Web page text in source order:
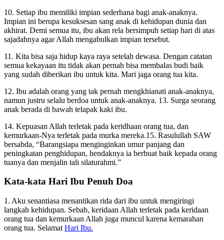
10. Setiap ibu memiliki impian sederhana bagi anak-anaknya.
Impian ini berupa kesuksesan sang anak di kehidupan dunia dan
akhirat. Demi semua itu, ibu akan rela bersimpuh setiap hari di atas
sajadahnya agar Allah mengabulkan impian tersebut.
11. Kita bisa saja hidup kaya raya setelah dewasa. Dengan catatan
semua kekayaan itu tidak akan pernah bisa membalas budi baik
yang sudah diberikan ibu untuk kita. Mari jaga orang tua kita.
12. Ibu adalah orang yang tak pernah mengkhianati anak-anaknya,
namun justru selalu berdoa untuk anak-anaknya. 13. Surga seorang
anak berada di bawah telapak kaki ibu.
14. Kepuasan Allah terletak pada keridhaan orang tua, dan
kemurkaan-Nya terletak pada murka mereka.15. Rasulullah SAW
bersabda, “Barangsiapa menginginkan umur panjang dan
peningkatan penghidupan, hendaknya ia berbuat baik kepada orang
tuanya dan menjalin tali silaturahmi.”
Kata-kata Hari Ibu Penuh Doa
1. Aku senantiasa menantikan rida dari ibu untuk mengiringi
langkah kehidupan. Sebab, keridaan Allah terletak pada keridaan
orang tua dan kemurkaan Allah juga muncul karena kemarahan
orang tua. Selamat Hari Ibu.